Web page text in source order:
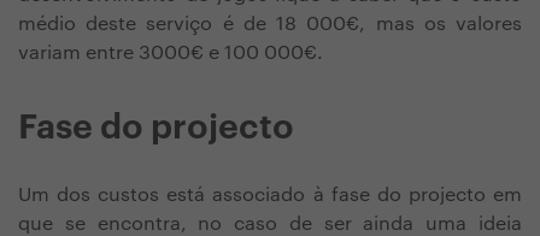
médio deste serviço é de 18 000€, mas os valores
variam entre 3000€ e 100 000€.
Fase do projecto
Um dos custos está associado à fase do projecto em
que se encontra, no caso de ser ainda uma ideia